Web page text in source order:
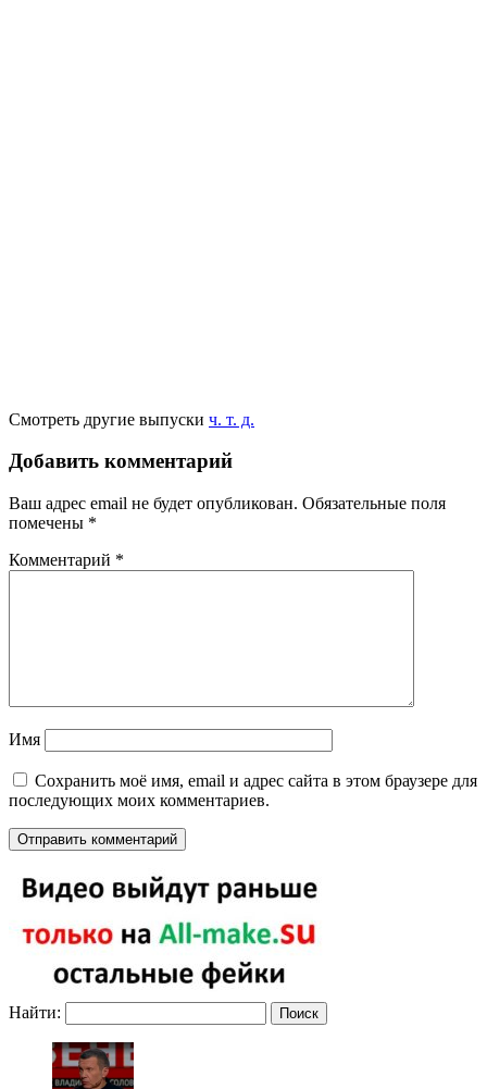
Смотреть другие выпуски ч. т. д.
Добавить комментарий
Ваш адрес email не будет опубликован. Обязательные поля
помечены *
Комментарий *
Имя
Сохранить моё имя, email и адрес сайта в этом браузере для
последующих моих комментариев.
Найти: